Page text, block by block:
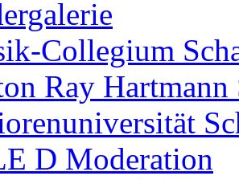
Collegium
Ray
D Moderation